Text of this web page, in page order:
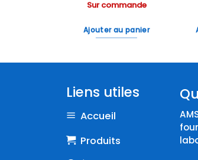
Sur commande
Ajouter au panier
Liens utiles
Accueil
Produits